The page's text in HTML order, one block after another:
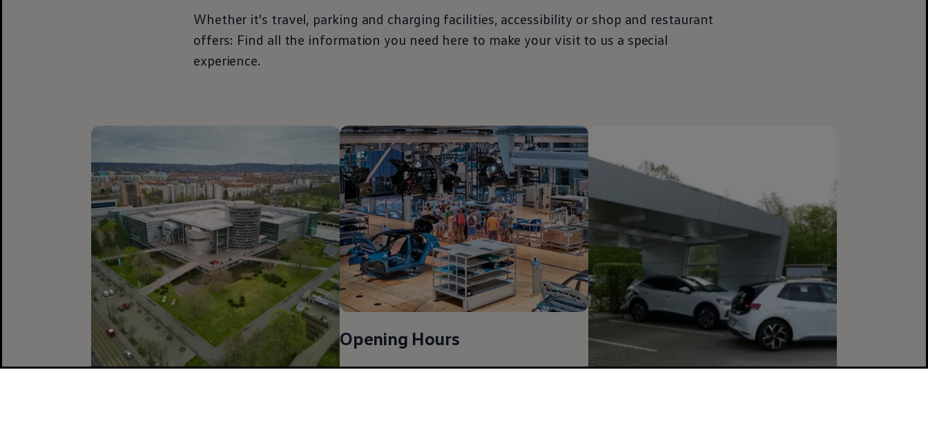
Whether it's travel, parking and charging facilities, accessibility or shop and restaurant
offers: Find all the information you need here to make your visit to us a special
experience.
Opening Hours